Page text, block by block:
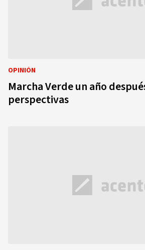
OPINIÓN
Marcha Verde un año
perspectivas